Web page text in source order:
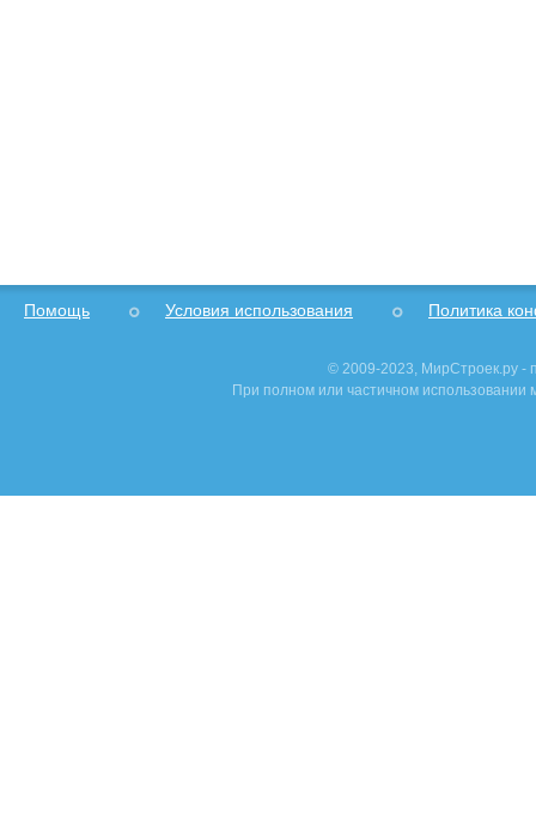
Помощь Условия использования Политика
© 2009-2023, МирСтроек.ру -
При полном или частичном использовании